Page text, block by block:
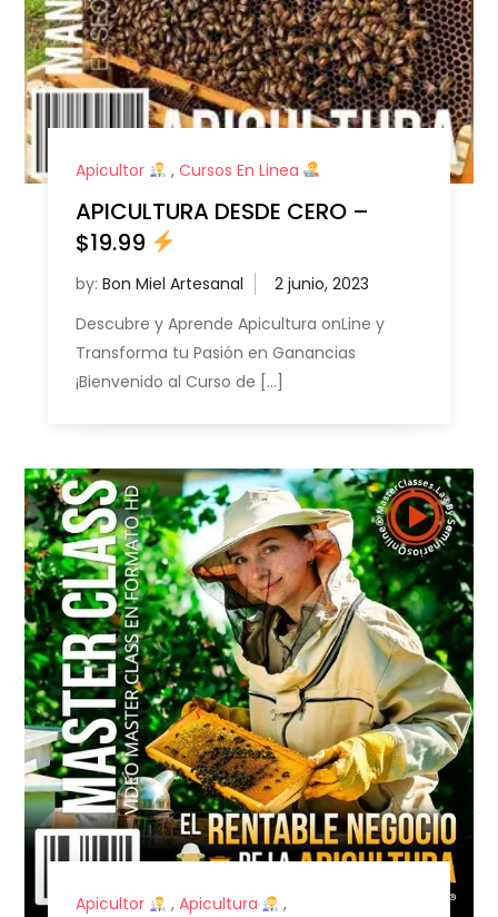
Apicultor , Cursos En Linea
APICULTURA DESDE CERO –
$19.99
by: Bon Miel Artesanal
Descubre y Aprende Apicultura onLine y
Transforma tu Pasión en Ganancias
¡Bienvenido al Curso de […]
Apicultor , Apicultura
,